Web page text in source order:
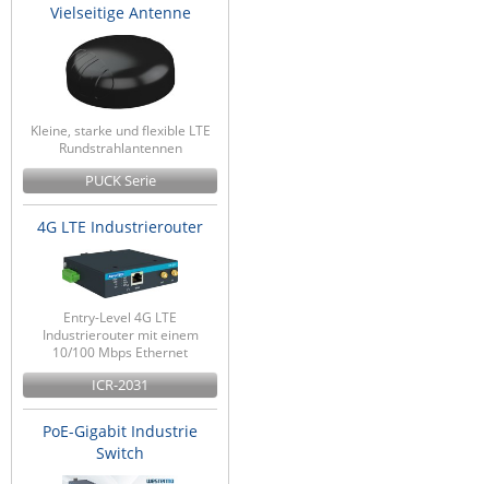
Vielseitige Antenne
Kleine, starke und flexible LTE
Rundstrahlantennen
PUCK Serie
4G LTE Industrierouter
Entry-Level 4G LTE
Industrierouter mit einem
10/100 Mbps Ethernet
ICR-2031
PoE-Gigabit Industrie
Switch